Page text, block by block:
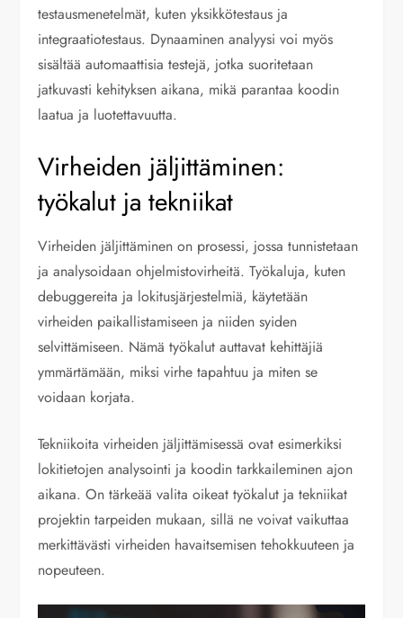
testausmenetelmät, kuten yksikkötestaus ja
integraatiotestaus. Dynaaminen analyysi voi myös
sisältää automaattisia testejä, jotka suoritetaan
jatkuvasti kehityksen aikana, mikä parantaa koodin
laatua ja luotettavuutta.
Virheiden jäljittäminen:
työkalut ja tekniikat
Virheiden jäljittäminen on prosessi, jossa tunnistetaan
ja analysoidaan ohjelmistovirheitä. Työkaluja, kuten
debuggereita ja lokitusjärjestelmiä, käytetään
virheiden paikallistamiseen ja niiden syiden
selvittämiseen. Nämä työkalut auttavat kehittäjiä
ymmärtämään, miksi virhe tapahtuu ja miten se
voidaan korjata.
Tekniikoita virheiden jäljittämisessä ovat esimerkiksi
lokitietojen analysointi ja koodin tarkkaileminen ajon
aikana. On tärkeää valita oikeat työkalut ja tekniikat
projektin tarpeiden mukaan, sillä ne voivat vaikuttaa
merkittävästi virheiden havaitsemisen tehokkuuteen ja
nopeuteen.